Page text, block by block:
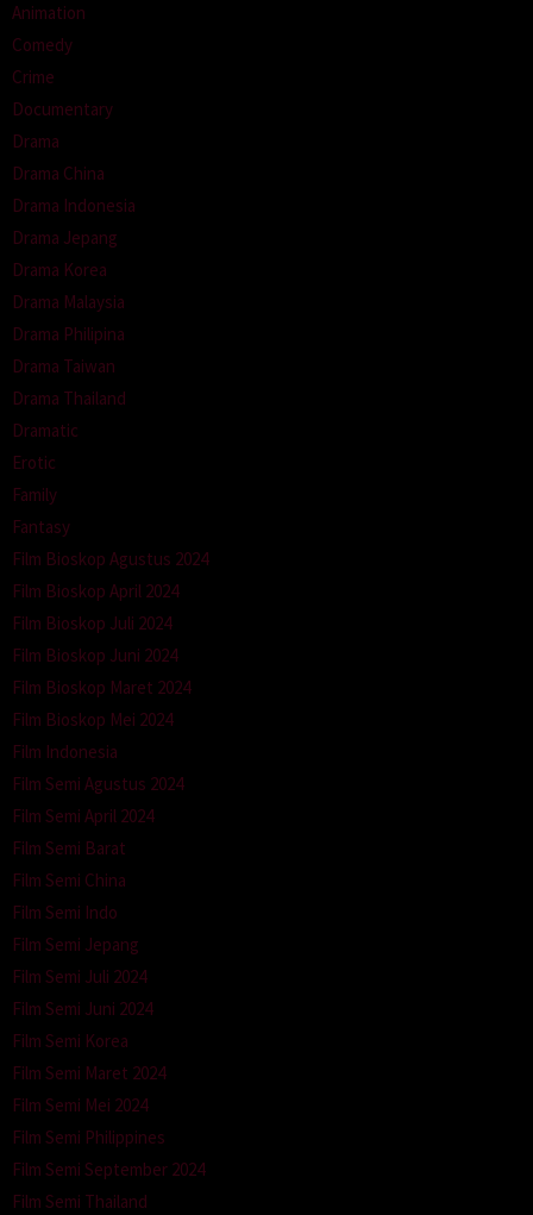
Animation
Comedy
Crime
Documentary
Drama
Drama China
Drama Indonesia
Drama Jepang
Drama Korea
Drama Malaysia
Drama Philipina
Drama Taiwan
Drama Thailand
Dramatic
Erotic
Family
Fantasy
Film Bioskop Agustus 2024
Film Bioskop April 2024
Film Bioskop Juli 2024
Film Bioskop Juni 2024
Film Bioskop Maret 2024
Film Bioskop Mei 2024
Film Indonesia
Film Semi Agustus 2024
Film Semi April 2024
Film Semi Barat
Film Semi China
Film Semi Indo
Film Semi Jepang
Film Semi Juli 2024
Film Semi Juni 2024
Film Semi Korea
Film Semi Maret 2024
Film Semi Mei 2024
Film Semi Philippines
Film Semi September 2024
Film Semi Thailand